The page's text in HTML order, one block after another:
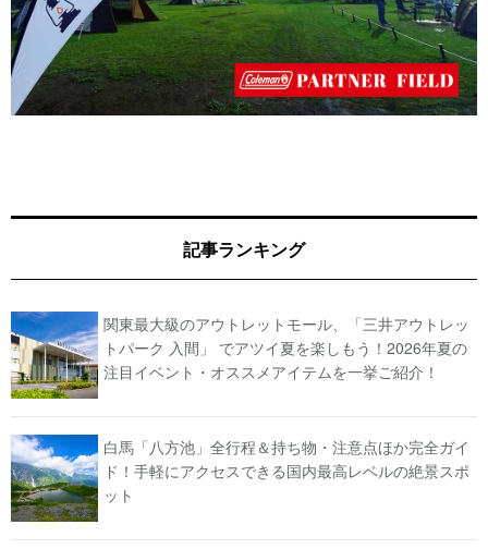
記事ランキング
関東最大級のアウトレットモール、「三井アウトレッ
トパーク 入間」 でアツイ夏を楽しもう！2026年夏の
注目イベント・オススメアイテムを一挙ご紹介！
白馬「八方池」全行程＆持ち物・注意点ほか完全ガイ
ド！手軽にアクセスできる国内最高レベルの絶景スポ
ット